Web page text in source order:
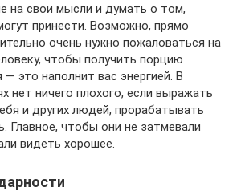
на свои мысли и думать о том,
принести. Возможно, прямо
очень нужно пожаловаться на
чтобы получить порцию
это наполнит вас энергией. В
нет ничего плохого, если выражать
и других людей, прорабатывать
Главное, чтобы они не затмевали
видеть хорошее.